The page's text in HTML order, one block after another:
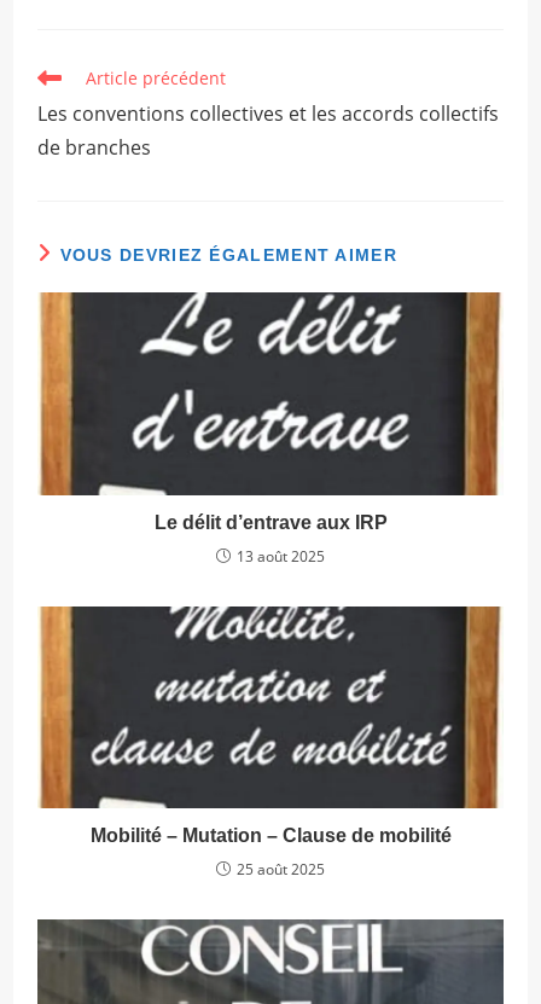
Read
articles
Article précédent
Les conventions collectives et les accords collectifs
de branches
VOUS DEVRIEZ ÉGALEMENT AIMER
Le délit d’entrave aux IRP
13 août 2025
Mobilité – Mutation – Clause de mobilité
25 août 2025